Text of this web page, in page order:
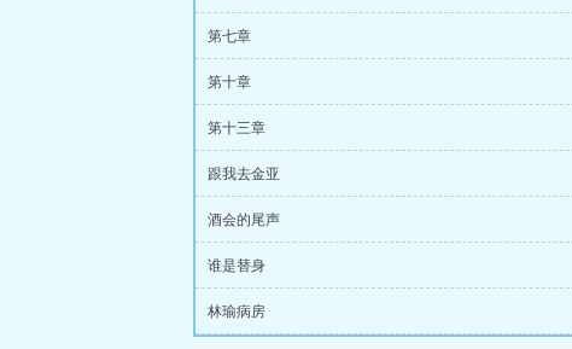
第七章
第十章
第十三章
跟我去金亚
酒会的尾声
谁是替身
林瑜病房